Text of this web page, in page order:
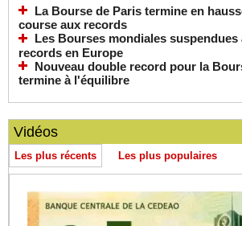
La Bourse de Paris termine en
course aux records
Les Bourses mondiales
records en Europe
Nouveau double record pour la
termine à l'équilibre
Vidéos
Les plus récents Les plus populaires